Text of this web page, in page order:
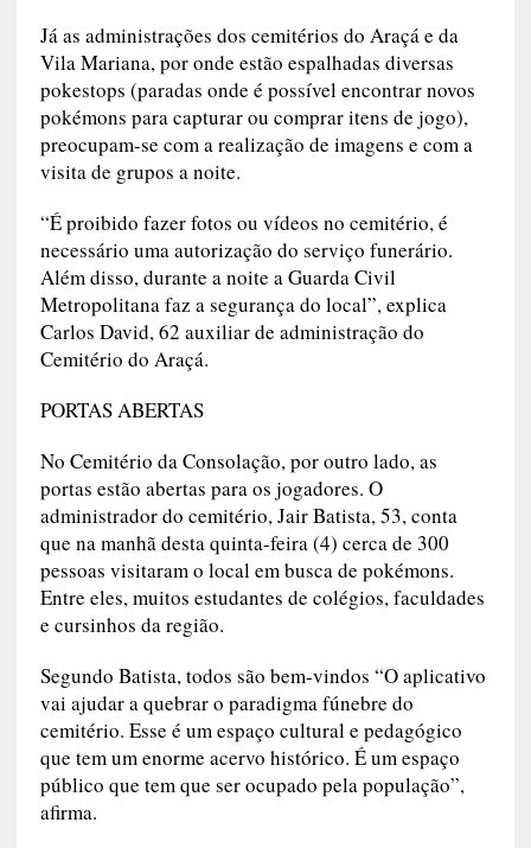
Já as administrações dos cemitérios do Araçá e da
Vila Mariana, por onde estão espalhadas diversas
pokestops (paradas onde é possível encontrar novos
pokémons para capturar ou comprar itens de jogo),
preocupam-se com a realização de imagens e com a
visita de grupos a noite.
“É proibido fazer fotos ou vídeos no cemitério, é
necessário uma autorização do serviço funerário.
Além disso, durante a noite a Guarda Civil
Metropolitana faz a segurança do local”, explica
Carlos David, 62 auxiliar de administração do
Cemitério do Araçá.
PORTAS ABERTAS
No Cemitério da Consolação, por outro lado, as
portas estão abertas para os jogadores. O
administrador do cemitério, Jair Batista, 53, conta
que na manhã desta quinta-feira (4) cerca de 300
pessoas visitaram o local em busca de pokémons.
Entre eles, muitos estudantes de colégios, faculdades
e cursinhos da região.
Segundo Batista, todos são bem-vindos “O aplicativo
vai ajudar a quebrar o paradigma fúnebre do
cemitério. Esse é um espaço cultural e pedagógico
que tem um enorme acervo histórico. É um espaço
público que tem que ser ocupado pela população”,
afirma.